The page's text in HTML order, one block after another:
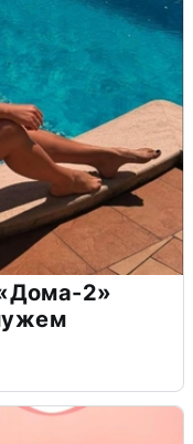
2»